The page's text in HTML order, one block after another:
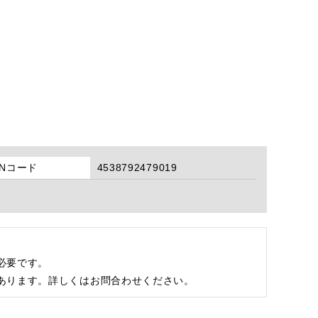
コード 4538792479019
です。
ます。詳しくはお問合わせください。